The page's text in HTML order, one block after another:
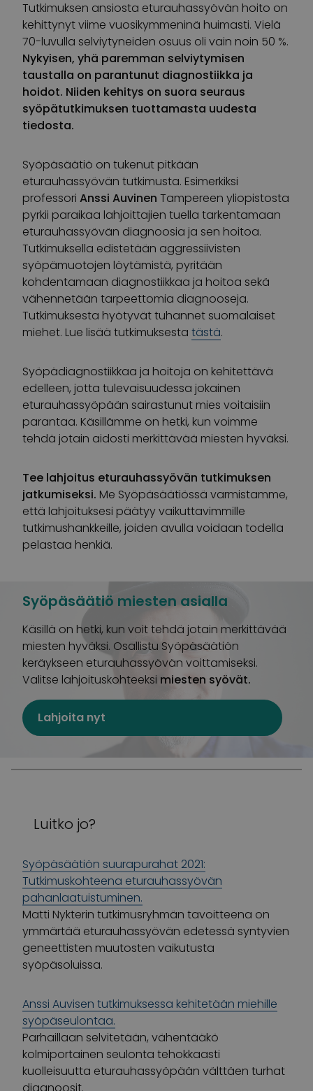
Tutkimuksen ansiosta eturauhassyövän hoito on
kehittynyt viime vuosikymmeninä huimasti. Vielä
70-luvulla selviytyneiden osuus oli vain noin 50 %.
Nykyisen, yhä paremman selviytymisen
taustalla on parantunut diagnostiikka ja
hoidot. Niiden kehitys on suora seuraus
syöpätutkimuksen tuottamasta uudesta
tiedosta.
Syöpäsäätiö on tukenut pitkään
eturauhassyövän tutkimusta. Esimerkiksi
professori Anssi Auvinen Tampereen yliopistosta
pyrkii paraikaa lahjoittajien tuella tarkentamaan
eturauhassyövän diagnoosia ja sen hoitoa.
Tutkimuksella edistetään aggressiivisten
syöpämuotojen löytämistä, pyritään
kohdentamaan diagnostiikkaa ja hoitoa sekä
vähennetään tarpeettomia diagnooseja.
Tutkimuksesta hyötyvät tuhannet suomalaiset
miehet. Lue lisää tutkimuksesta tästä.
Syöpädiagnostiikkaa ja hoitoja on kehitettävä
edelleen, jotta tulevaisuudessa jokainen
eturauhassyöpään sairastunut mies voitaisiin
parantaa. Käsillämme on hetki, kun voimme
tehdä jotain aidosti merkittävää miesten hyväksi.
Tee lahjoitus eturauhassyövän tutkimuksen
jatkumiseksi. Me Syöpäsäätiössä varmistamme,
että lahjoituksesi päätyy vaikuttavimmille
tutkimushankkeille, joiden avulla voidaan todella
pelastaa henkiä.
Syöpäsäätiö miesten asialla
Käsillä on hetki, kun voit tehdä jotain merkittävää
miesten hyväksi. Osallistu Syöpäsäätiön
keräykseen eturauhassyövän voittamiseksi.
Valitse lahjoituskohteeksi miesten syövät.
Lahjoita nyt
Luitko jo?
Syöpäsäätiön suurapurahat 2021:
Tutkimuskohteena eturauhassyövän
pahanlaatuistuminen.
Matti Nykterin tutkimusryhmän tavoitteena on
ymmärtää eturauhassyövän edetessä syntyvien
geneettisten muutosten vaikutusta
syöpäsoluissa.
Anssi Auvisen tutkimuksessa kehitetään miehille
syöpäseulontaa.
Parhaillaan selvitetään, vähentääkö
kolmiportainen seulonta tehokkaasti
kuolleisuutta eturauhassyöpään välttäen turhat
diagnoosit.